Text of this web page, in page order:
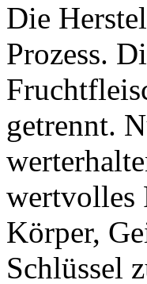
Die
Prozess.
getrennt.
wertvolles
Körper,
Schlüssel